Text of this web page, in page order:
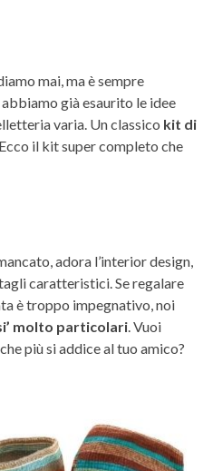
mai, ma è sempre
già esaurito le idee
varia. Un classico kit di
il kit super completo che
adora l’interior design,
caratteristici. Se regalare
è troppo impegnativo, noi
molto particolari. Vuoi
più si addice al tuo amico?